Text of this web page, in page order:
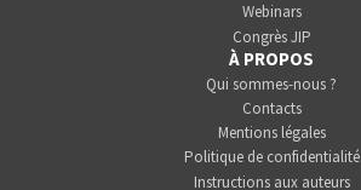
Webinars
Congrès JIP
À PROPOS
Qui sommes-nous ?
Contacts
Mentions légales
Politique de confidentialité
Instructions aux auteurs